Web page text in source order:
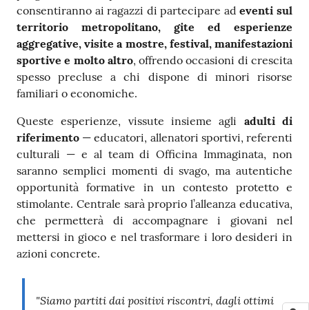
consentiranno ai ragazzi di partecipare adeventi sul
territorio metropolitano, gite ed esperienze
aggregative, visite a mostre, festival, manifestazioni
sportive e molto altro, offrendo occasioni di crescita
spesso precluse a chi dispone di minori risorse
familiari o economiche.
Queste esperienze, vissute insieme agli adulti di
riferimento — educatori, allenatori sportivi, referenti
culturali — e al team di Officina Immaginata, non
saranno semplici momenti di svago, ma autentiche
opportunità formative in un contesto protetto e
stimolante. Centrale sarà proprio l’alleanza educativa,
che permetterà di accompagnare i giovani nel
mettersi in gioco e nel trasformare i loro desideri in
azioni concrete.
"Siamo partiti dai positivi riscontri, dagli ottimi